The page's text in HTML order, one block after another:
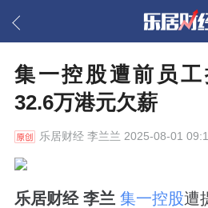
集一控股遭前员
32.6万港元欠薪
乐居财经李兰兰 2025-08-01
乐居财经 李兰 集一控股遭